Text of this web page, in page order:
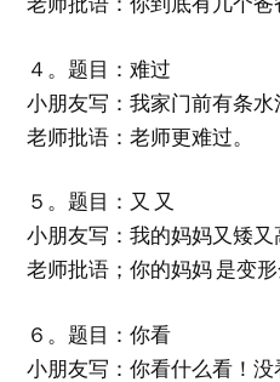
４。题目：难过
小朋友写：我家门前有条水
老师批语：老师更难过。
５。题目：又 又
小朋友写：我的妈妈又矮又
老师批语；你的妈妈 是变
６。题目：你看
小朋友写：你看什么看！没